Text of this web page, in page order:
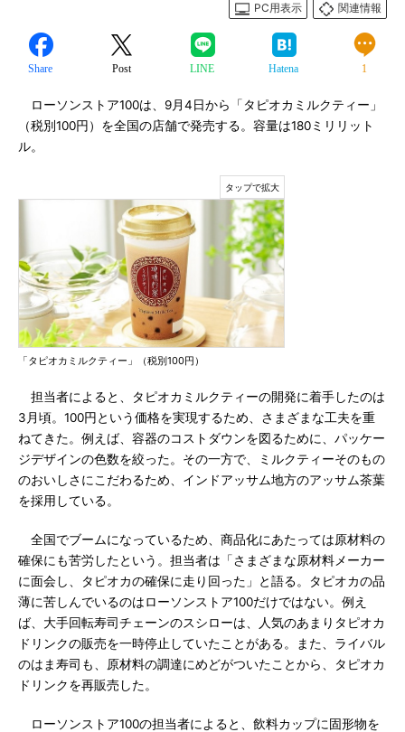
PC用表示
関連情報
Share Post LINE Hatena 1
ローソンストア100は、9月4日から「タピオカミルクティー」
（税別100円）を全国の店舗で発売する。容量は180ミリリット
ル。
「タピオカミルクティー」（税別100円）
担当者によると、タピオカミルクティーの開発に着手したのは
3月頃。100円という価格を実現するため、さまざまな工夫を重
ねてきた。例えば、容器のコストダウンを図るために、パッケー
ジデザインの色数を絞った。その一方で、ミルクティーそのもの
のおいしさにこだわるため、インドアッサム地方のアッサム茶葉
を採用している。
全国でブームになっているため、商品化にあたっては原材料の
確保にも苦労したという。担当者は「さまざまな原材料メーカー
に面会し、タピオカの確保に走り回った」と語る。タピオカの品
薄に苦しんでいるのはローソンストア100だけではない。例え
ば、大手回転寿司チェーンのスシローは、人気のあまりタピオカ
ドリンクの販売を一時停止していたことがある。また、ライバル
のはま寿司も、原材料の調達にめどがついたことから、タピオカ
ドリンクを再販売した。
ローソンストア100の担当者によると、飲料カップに固形物を